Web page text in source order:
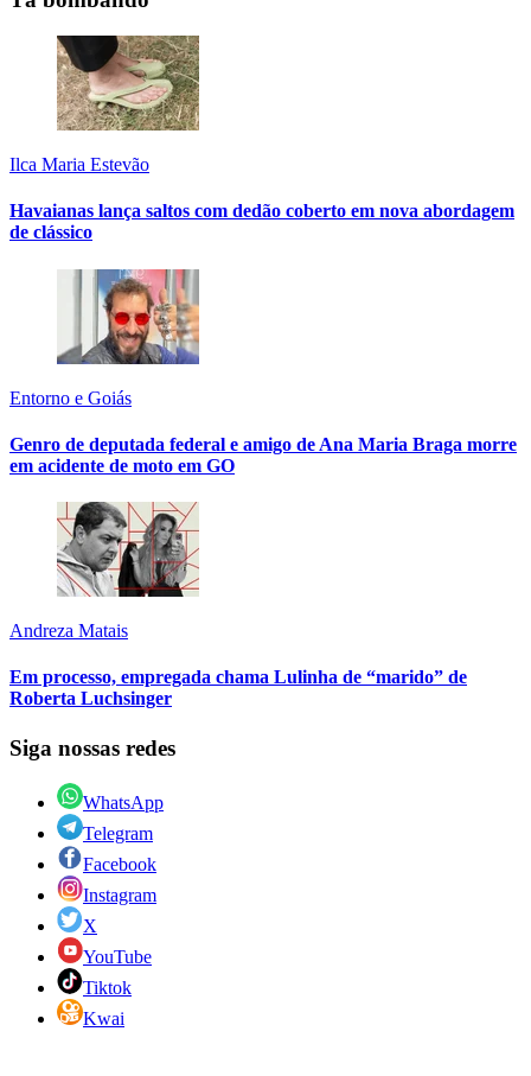
Ilca Maria Estevão
Havaianas lança saltos com dedão coberto em nova abordagem
de clássico
Entorno e Goiás
Genro de deputada federal e amigo de Ana Maria Braga morre
em acidente de moto em GO
Andreza Matais
Em processo, empregada chama Lulinha de “marido” de
Roberta Luchsinger
Siga nossas redes
WhatsApp
Telegram
Facebook
Instagram
X
YouTube
Tiktok
Kwai